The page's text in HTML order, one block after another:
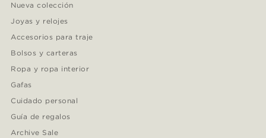
Nueva colección
Joyas y relojes
Accesorios para traje
Bolsos y carteras
Ropa y ropa interior
Gafas
Cuidado personal
Guía de regalos
Archive Sale